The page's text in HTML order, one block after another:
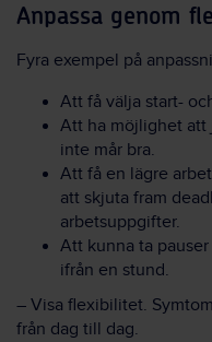
Anpassa genom
Fyra exempel på
Att få välja start-
Att ha möjlighet att
inte mår bra.
Att få en lägre
att skjuta fram
arbetsuppgifter.
Att kunna ta
ifrån en stund.
– Visa flexibilitet.
från dag till dag.